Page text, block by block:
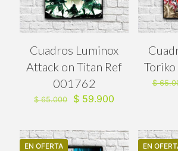
Cuadros Luminox
Attack on Titan Ref
001762
$65.000
El
era:
$ 65.000.
$ 59.900
es:
$ 59.900.
$
EN OFERTA EN